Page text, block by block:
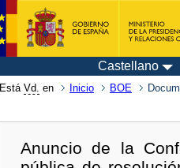
Castellano
Está Vd. en Inicio BOE
Anuncio de la